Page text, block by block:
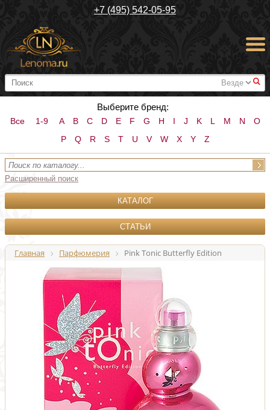
+7 (495) 542-05-95
#
Выберите бренд:
Все 1-9 A B C D E F G H I J K L M N
O
P
Q R S T U V W X Y Z
Расширенный поиск
КАТАЛОГ
СТАТЬИ
Главная Парфюмерия Pink Tonic Butterfly Edition